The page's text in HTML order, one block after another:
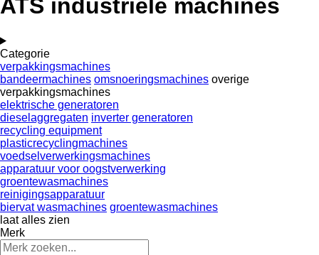
ATS industriële machines
Categorie
verpakkingsmachines
bandeermachines omsnoeringsmachines overige
verpakkingsmachines
elektrische generatoren
dieselaggregaten inverter generatoren
recycling equipment
plasticrecyclingmachines
voedselverwerkingsmachines
apparatuur voor oogstverwerking
groentewasmachines
reinigingsapparatuur
biervat wasmachines groentewasmachines
laat alles zien
Merk